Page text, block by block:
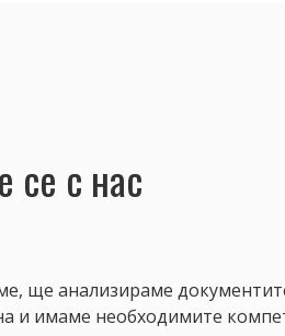
се с нас
ще анализираме
и имаме необходимите